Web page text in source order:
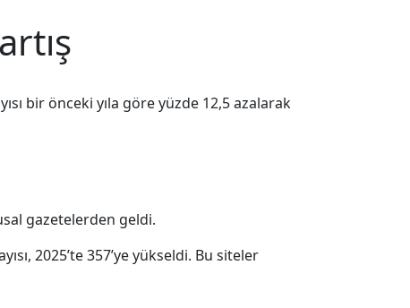
bir önceki yıla göre yüzde 12,5 azalarak
gazetelerden geldi.
2025’te 357’ye yükseldi. Bu siteler